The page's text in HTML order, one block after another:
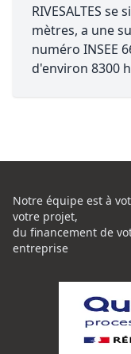
RIVESALTES
mètres, a une
numéro INSEE
d'environ 8300
Notre équipe est à
votre projet,
du financement de
entreprise